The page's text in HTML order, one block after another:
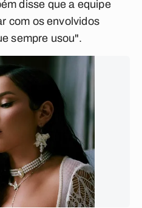
disse que a equipe
com os envolvidos
sempre usou".